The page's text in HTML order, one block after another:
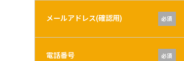
メールアドレス(確認用) 必須
電話番号 必須